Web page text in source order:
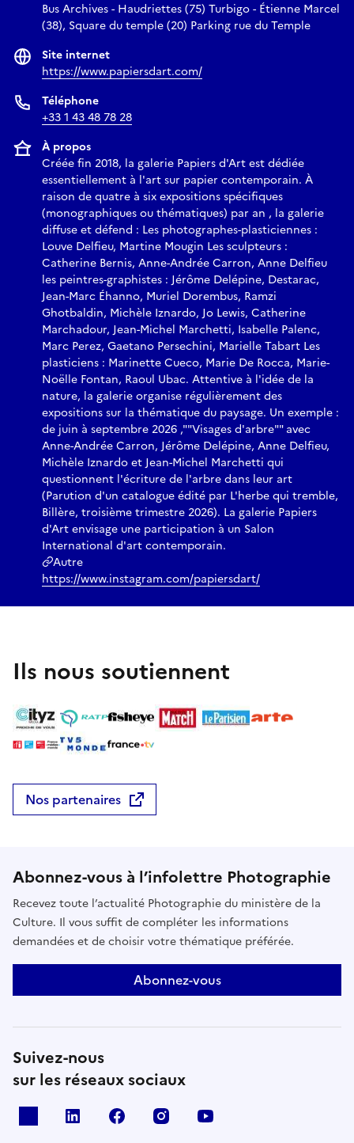
Bus Archives - Haudriettes (75) Turbigo - Étienne Marcel
(38), Square du temple (20) Parking rue du Temple
Site internet
https://www.papiersdart.com/
Téléphone
+33 1 43 48 78 28
À propos
Créée fin 2018, la galerie Papiers d'Art est dédiée
essentiellement à l'art sur papier contemporain. À
raison de quatre à six expositions spécifiques
(monographiques ou thématiques) par an , la galerie
diffuse et défend : Les photographes-plasticiennes :
Louve Delfieu, Martine Mougin Les sculpteurs :
Catherine Bernis, Anne-Andrée Carron, Anne Delfieu
les peintres-graphistes : Jérôme Delépine, Destarac,
Jean-Marc Éhanno, Muriel Dorembus, Ramzi
Ghotbaldin, Michèle Iznardo, Jo Lewis, Catherine
Marchadour, Jean-Michel Marchetti, Isabelle Palenc,
Marc Perez, Gaetano Persechini, Marielle Tabart Les
plasticiens : Marinette Cueco, Marie De Rocca, Marie-
Noëlle Fontan, Raoul Ubac. Attentive à l'idée de la
nature, la galerie organise régulièrement des
expositions sur la thématique du paysage. Un exemple :
de juin à septembre 2026 ,""Visages d'arbre"" avec
Anne-Andrée Carron, Jérôme Delépine, Anne Delfieu,
Michèle Iznardo et Jean-Michel Marchetti qui
questionnent l'écriture de l'arbre dans leur art
(Parution d'un catalogue édité par L'herbe qui tremble,
Billère, troisième trimestre 2026). La galerie Papiers
d'Art envisage une participation à un Salon
International d'art contemporain.
Autre
https://www.instagram.com/papiersdart/
Ils nous soutiennent
Nos partenaires
Abonnez-vous à l’infolettre Photographie
Recevez toute l’actualité Photographie du ministère de la
Culture. Il vous suffit de compléter les informations
demandées et de choisir votre thématique préférée.
Abonnez-vous
Suivez-nous
sur les réseaux sociaux
Linkedin Facebook Instagram